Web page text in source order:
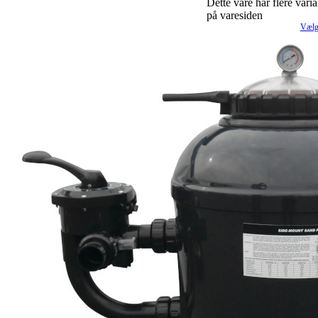
på varesiden